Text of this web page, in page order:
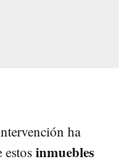
ha
inmuebles